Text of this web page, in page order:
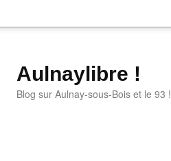
Aulnaylibre !
Blog sur Aulnay-sous-Bois et le 93 !